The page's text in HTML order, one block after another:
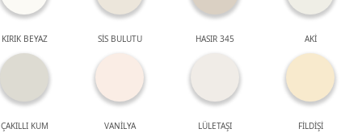
KIRIK BEYAZ SİS BULUTU HASIR 345 AKİ
ÇAKILLI KUM VANİLYA LÜLETAŞI FİLDİŞİ